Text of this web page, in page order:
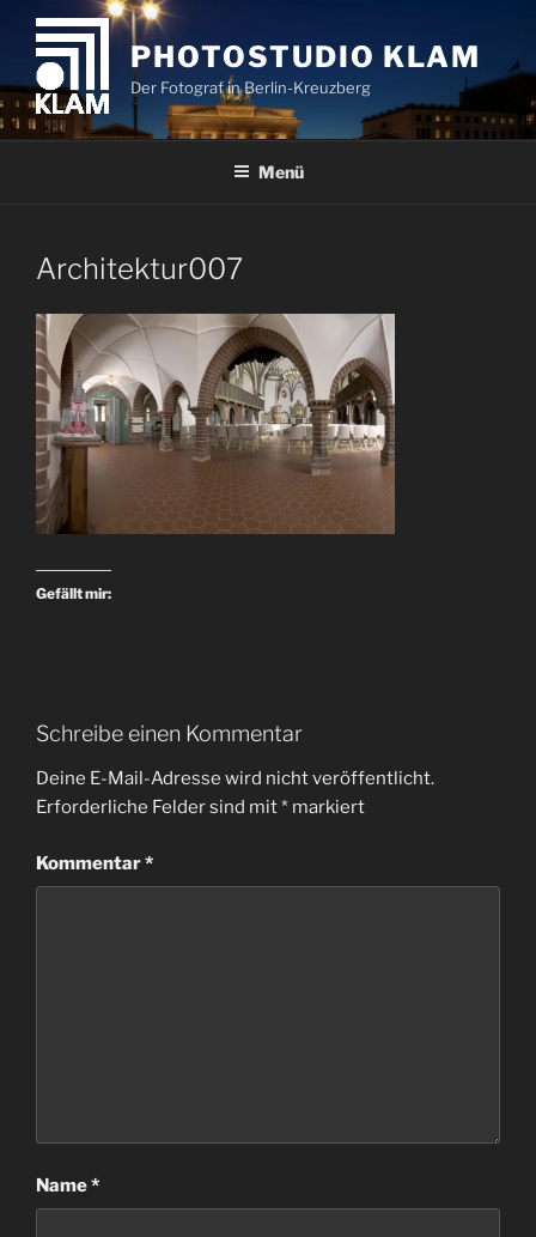
Zum
Inhalt
springen
PHOTOSTUDIO KLAM
Der Fotograf in Berlin-Kreuzberg
Menü
Architektur007
Gefällt mir:
Schreibe einen Kommentar
Deine E-Mail-Adresse wird nicht veröffentlicht.
Erforderliche Felder sind mit* markiert
Kommentar*
Name*